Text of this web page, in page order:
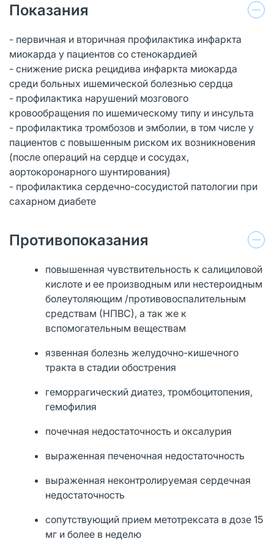
Показания
- первичная и вторичная профилактика инфаркта
миокарда у пациентов со стенокардией
- снижение риска рецидива инфаркта миокарда
среди больных ишемической болезнью сердца
- профилактика нарушений мозгового
кровообращения по ишемическому типу и инсульта
- профилактика тромбозов и эмболии, в том числе у
пациентов с повышенным риском их возникновения
(после операций на сердце и сосудах,
аортокоронарного шунтирования)
- профилактика сердечно-сосудистой патологии при
сахарном диабете
Противопоказания
повышенная чувствительность к салициловой
кислоте и ее производным или нестероидным
болеутоляющим /противовоспалительным
средствам (НПВС), а так же к
вспомогательным веществам
язвенная болезнь желудочно-кишечного
тракта в стадии обострения
геморрагический диатез, тромбоцитопения,
гемофилия
почечная недостаточность и оксалурия
выраженная печеночная недостаточность
выраженная неконтролируемая сердечная
недостаточность
сопутствующий прием метотрексата в дозе 15
мг и более в неделю